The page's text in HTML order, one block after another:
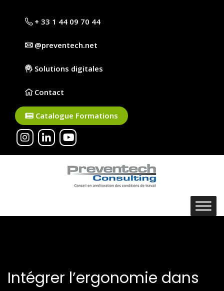
+ 33 1 44 09 70 44
@preventech.net
Solutions digitales
Contact
Catalogue Formations
Intégrer l’ergonomie dans